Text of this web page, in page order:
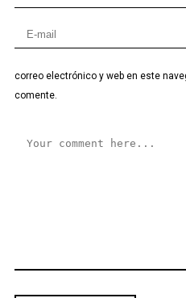
correo electrónico y web en este
comente.